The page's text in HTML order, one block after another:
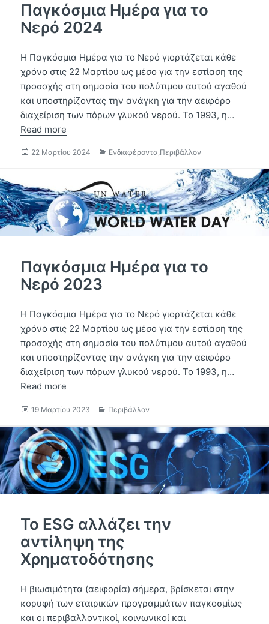
Παγκόσμια Ημέρα για το
Νερό 2024
Η Παγκόσμια Ημέρα για το Νερό γιορτάζεται κάθε
χρόνο στις 22 Μαρτίου ως μέσο για την εστίαση της
προσοχής στη σημασία του πολύτιμου αυτού αγαθού
και υποστηρίζοντας την ανάγκη για την αειφόρο
διαχείριση των πόρων γλυκού νερού. Το 1993, η…
Read more
Δημοσιεύτηκε
22 Μαρτίου 2024 Κατηγορίες
Ενδιαφέροντα,Περιβάλλον
Παγκόσμια Ημέρα για το
Νερό 2023
Η Παγκόσμια Ημέρα για το Νερό γιορτάζεται κάθε
χρόνο στις 22 Μαρτίου ως μέσο για την εστίαση της
προσοχής στη σημασία του πολύτιμου αυτού αγαθού
και υποστηρίζοντας την ανάγκη για την αειφόρο
διαχείριση των πόρων γλυκού νερού. Το 1993, η…
Read more
Δημοσιεύτηκε
19 Μαρτίου 2023 Κατηγορίες
Περιβάλλον
Το ESG αλλάζει την
αντίληψη της
Χρηματοδότησης
Η βιωσιμότητα (αειφορία) σήμερα, βρίσκεται στην
κορυφή των εταιρικών προγραμμάτων παγκοσμίως
και οι περιβαλλοντικοί, κοινωνικοί και